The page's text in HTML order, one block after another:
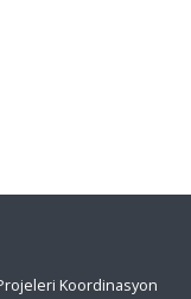
Koordinasyon